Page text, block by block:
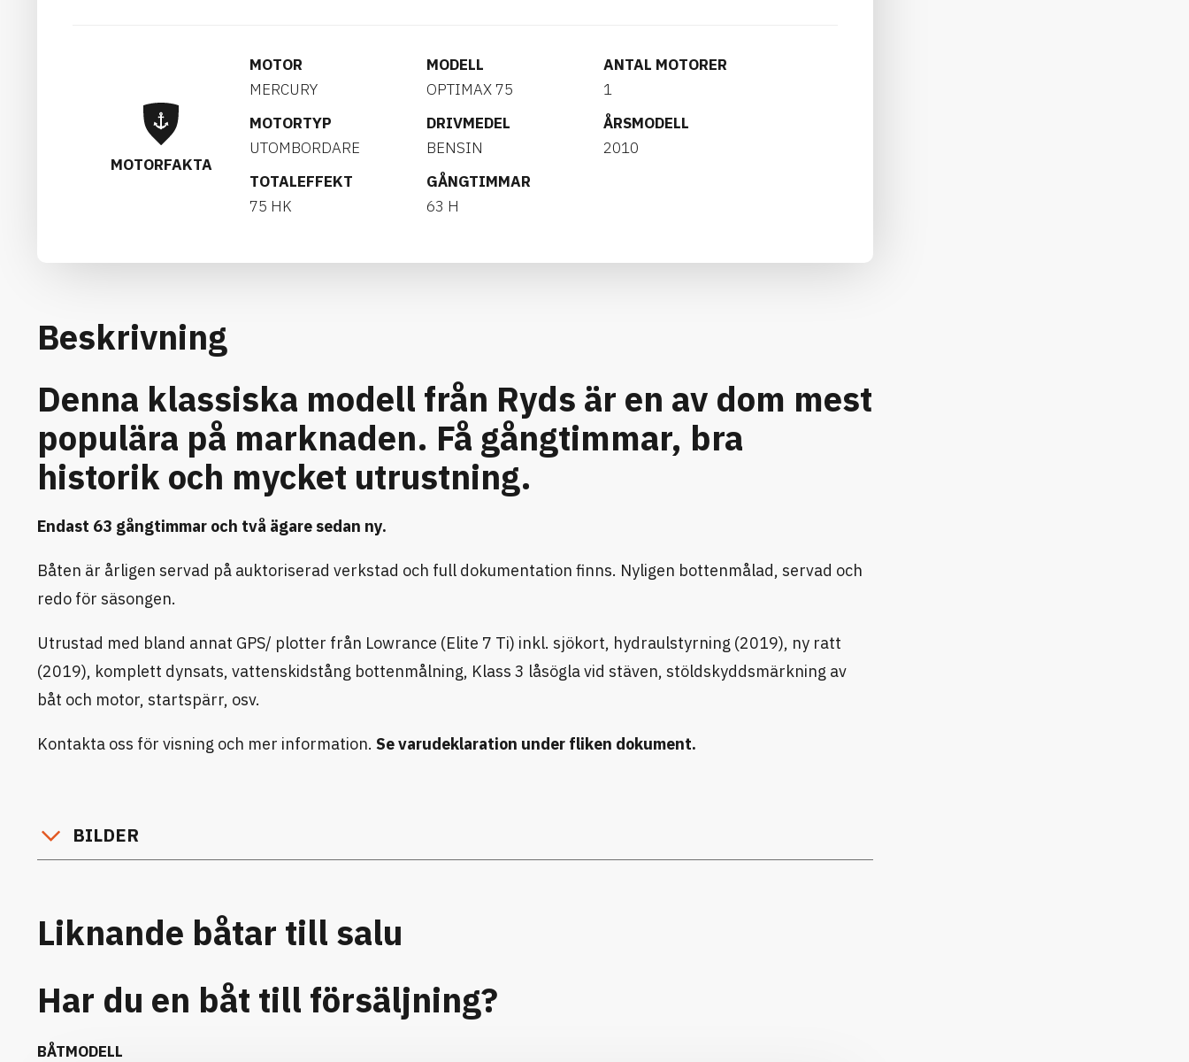
MOTORFAKTA
MOTOR
MERCURY
MODELL
OPTIMAX 75
ANTAL MOTORER
1
MOTORTYP
UTOMBORDARE
DRIVMEDEL
BENSIN
ÅRSMODELL
2010
TOTALEFFEKT
75 HK
GÅNGTIMMAR
63 H
Beskrivning
Denna klassiska modell från Ryds är en av dom mest
populära på marknaden. Få gångtimmar, bra
historik och mycket utrustning.
Endast 63 gångtimmar och två ägare sedan ny.
Båten är årligen servad på auktoriserad verkstad och full dokumentation finns. Nyligen bottenmålad, servad och
redo för säsongen.
Utrustad med bland annat GPS/ plotter från Lowrance (Elite 7 Ti) inkl. sjökort, hydraulstyrning (2019), ny ratt
(2019), komplett dynsats, vattenskidstång bottenmålning, Klass 3 låsögla vid stäven, stöldskyddsmärkning av
båt och motor, startspärr, osv.
Kontakta oss för visning och mer information. Se varudeklaration under fliken dokument.
BILDER
Liknande båtar till salu
Har du en båt till försäljning?
BÅTMODELL